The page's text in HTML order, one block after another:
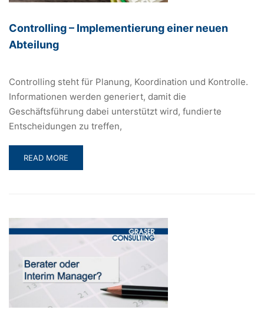
Controlling – Implementierung einer neuen
Abteilung
Controlling steht für Planung, Koordination und Kontrolle.
Informationen werden generiert, damit die
Geschäftsführung dabei unterstützt wird, fundierte
Entscheidungen zu treffen,
READ
MORE
IMPLEMENTIERUNG
EINER
READ MORE